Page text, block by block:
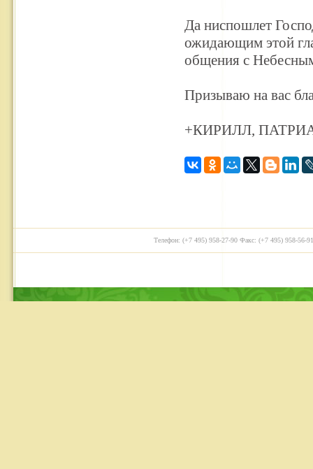
Да ниспошлет
ожидающим этой
общения с
Призываю на вас
+КИРИЛЛ,
Телефон: (+7 495) 958-27-90 Факс: (+7 495) 958-56-